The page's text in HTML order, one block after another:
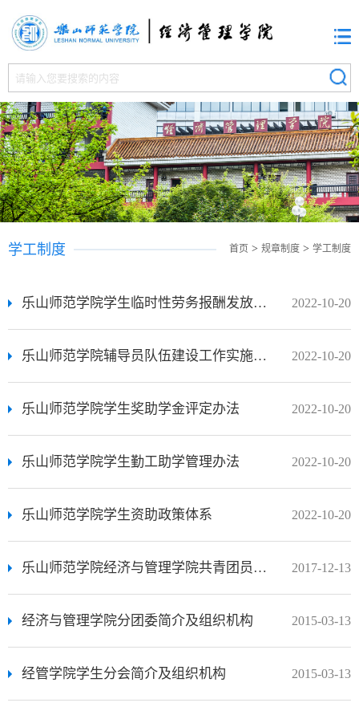
首页 > 规章制度 > 学工制度
学工制度
乐山师范学院学生临时性劳务报酬发放管理办法 2022-10-20
乐山师范学院辅导员队伍建设工作实施细则 2022-10-20
乐山师范学院学生奖助学金评定办法 2022-10-20
乐山师范学院学生勤工助学管理办法 2022-10-20
乐山师范学院学生资助政策体系 2022-10-20
乐山师范学院经济与管理学院共青团员管理方案 2017-12-13
经济与管理学院分团委简介及组织机构 2015-03-13
经管学院学生分会简介及组织机构 2015-03-13